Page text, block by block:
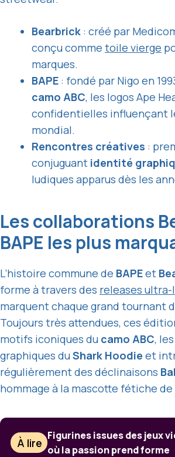
Bearbrick : créé par
conçu comme toile vierge
marques.
BAPE : fondé par Nigo en
camo ABC, les logos Ape
confidentielles influençant
mondial.
Rencontres créatives :
conjuguant identité
ludiques apparus dès les
Les collaborations
BAPE les plus
L’histoire commune de BAPEet
forme à travers des releases
marquent chaque grand tournant
Toujours très attendues, ces
motifs iconiques du camo ABC,
graphiques duShark Hoodie et
régulièrement des déclinaisons
hommage à la mascotte fétiche de
À lire
Figurines issues des jeux
où la passion prend forme